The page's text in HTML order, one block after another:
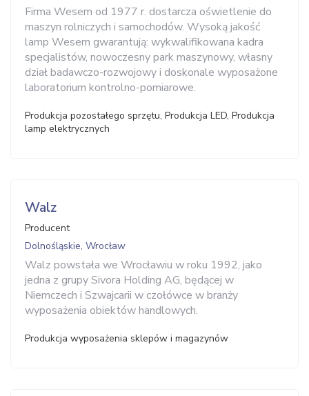
Firma Wesem od 1977 r. dostarcza oświetlenie do
maszyn rolniczych i samochodów. Wysoką jakość
lamp Wesem gwarantują: wykwalifikowana kadra
specjalistów, nowoczesny park maszynowy, własny
dział badawczo-rozwojowy i doskonale wyposażone
laboratorium kontrolno-pomiarowe.
Produkcja pozostałego sprzętu, Produkcja LED, Produkcja
lamp elektrycznych
Walz
Producent
Dolnośląskie, Wrocław
Walz powstała we Wrocławiu w roku 1992, jako
jedna z grupy Sivora Holding AG, będącej w
Niemczech i Szwajcarii w czołówce w branży
wyposażenia obiektów handlowych.
Produkcja wyposażenia sklepów i magazynów